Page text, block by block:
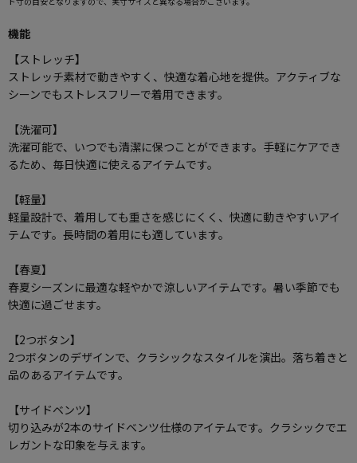
機能
【ストレッチ】
ストレッチ素材で動きやすく、快適な着心地を提供。アクティブな
シーンでもストレスフリーで着用できます。
【洗濯可】
洗濯可能で、いつでも清潔に保つことができます。手軽にケアでき
るため、毎日快適に使えるアイテムです。
【軽量】
軽量設計で、着用しても重さを感じにくく、快適に動きやすいアイ
テムです。長時間の着用にも適しています。
【春夏】
春夏シーズンに最適な軽やかで涼しいアイテムです。暑い季節でも
快適に過ごせます。
【2つボタン】
2つボタンのデザインで、クラシックなスタイルを演出。落ち着きと
品のあるアイテムです。
【サイドベンツ】
切り込みが2本のサイドベンツ仕様のアイテムです。クラシックでエ
レガントな印象を与えます。